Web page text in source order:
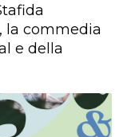
la commedia
e della